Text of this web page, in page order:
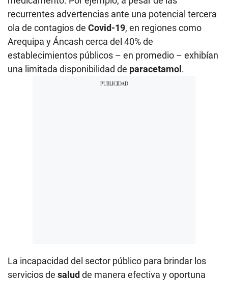
recurrentes advertencias ante una potencial tercera
ola de contagios de Covid-19, en regiones como
Arequipa y Áncash cerca del 40% de
establecimientos públicos – en promedio – exhibían
una limitada disponibilidad de paracetamol.
La incapacidad del sector público para brindar los
servicios de saludde manera efectiva y oportuna